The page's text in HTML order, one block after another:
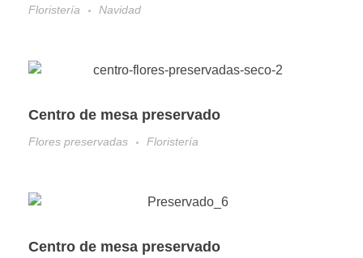
Floristería Navidad
Centro de mesa preservado
Flores preservadas Floristería
Centro de mesa preservado